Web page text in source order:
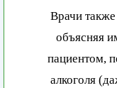
Врачи
объясняя
пациентом,
алкоголя